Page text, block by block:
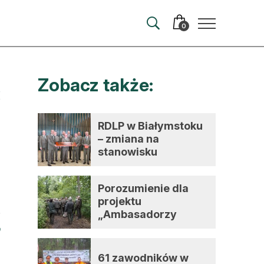
0
Zobacz także:
RDLP w Białymstoku
– zmiana na
stanowisku
Porozumienie dla
projektu
„Ambasadorzy
61 zawodników w